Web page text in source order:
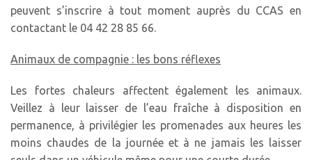
peuvent s’inscrire à tout moment auprès du CCAS en
contactant le 04 42 28 85 66.
Animaux de compagnie : les bons réflexes
Les fortes chaleurs affectent également les animaux.
Veillez à leur laisser de l’eau fraîche à disposition en
permanence, à privilégier les promenades aux heures les
moins chaudes de la journée et à ne jamais les laisser